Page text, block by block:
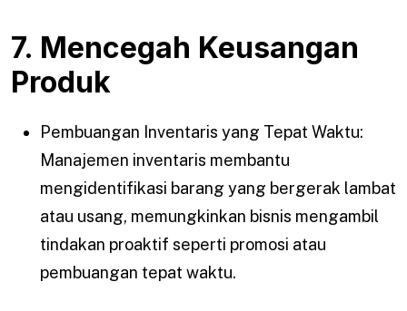
7. Mencegah Keusangan
Produk
Pembuangan Inventaris yang Tepat Waktu:
Manajemen inventaris membantu
mengidentifikasi barang yang bergerak lambat
atau usang, memungkinkan bisnis mengambil
tindakan proaktif seperti promosi atau
pembuangan tepat waktu.